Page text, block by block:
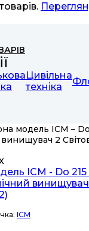
Цивільна
техніка
модель ICM –
2
ICM